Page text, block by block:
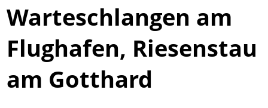
Warteschlangen am
Flughafen, Riesenstau
am Gotthard